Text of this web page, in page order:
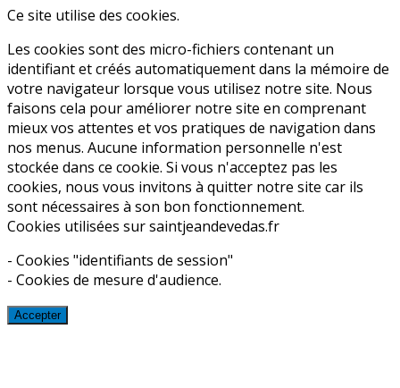
Ce site utilise des cookies.
Les cookies sont des micro-fichiers contenant un
identifiant et créés automatiquement dans la mémoire de
votre navigateur lorsque vous utilisez notre site. Nous
faisons cela pour améliorer notre site en comprenant
mieux vos attentes et vos pratiques de navigation dans
nos menus. Aucune information personnelle n'est
stockée dans ce cookie. Si vous n'acceptez pas les
cookies, nous vous invitons à quitter notre site car ils
sont nécessaires à son bon fonctionnement.
Cookies utilisées sur saintjeandevedas.fr
- Cookies "identifiants de session"
- Cookies de mesure d'audience.
Accepter